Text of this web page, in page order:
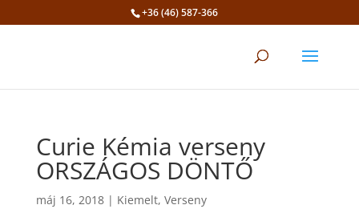
+36 (46) 587-366
Curie Kémia verseny
ORSZÁGOS DÖNTŐ
máj 16, 2018| Kiemelt, Verseny